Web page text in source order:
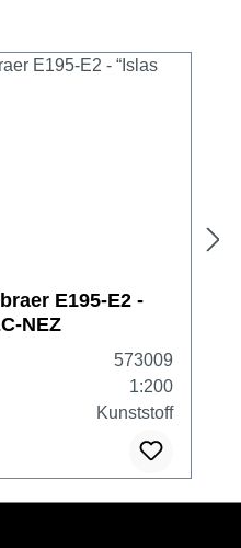
E195-E2 -
NEZ
573009
1:200
Kunststoff